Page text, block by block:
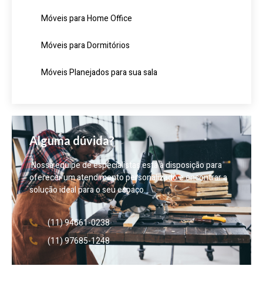
Móveis para Home Office
Móveis para Dormitórios
Móveis Planejados para sua sala
Alguma dúvida?
Nossa equipe de especialistas está à disposição para
oferecer um atendimento personalizado e encontrar a
solução ideal para o seu espaço.
(11) 94661-0238
(11) 97685-1248